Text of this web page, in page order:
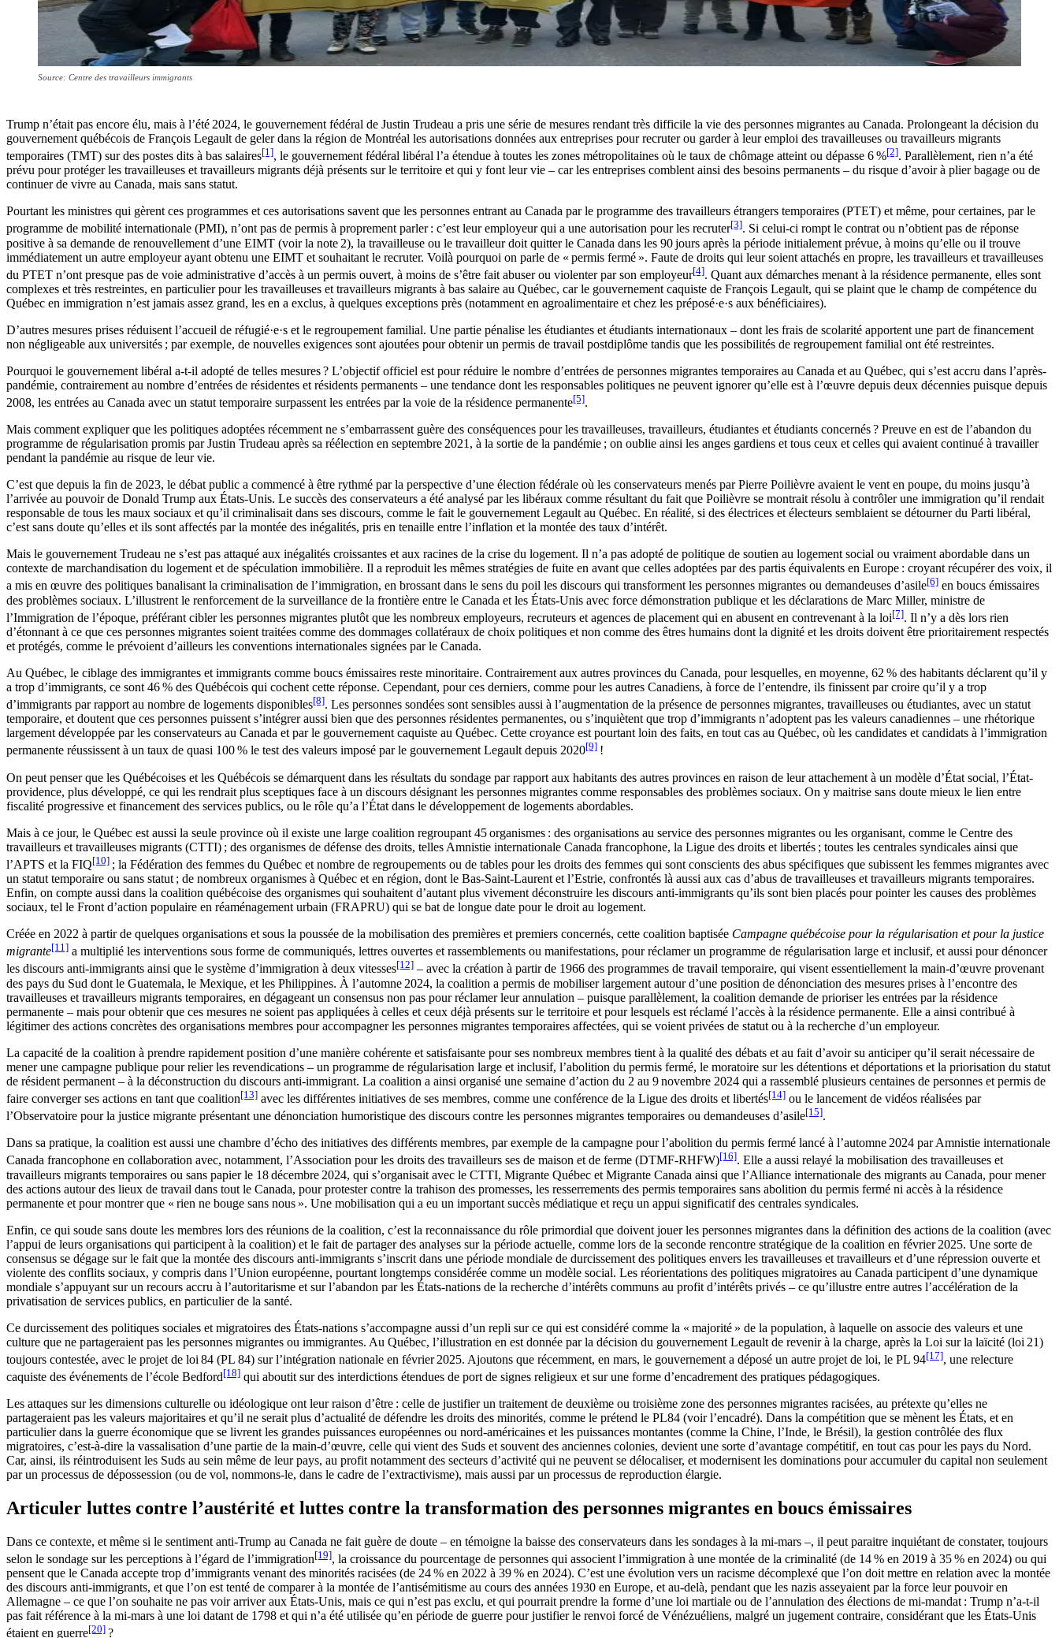
Source: Centre des travailleurs immigrants
Trump n’était pas encore élu, mais à l’été 2024, le gouvernement fédéral de Justin Trudeau a pris une série de mesures rendant très difficile la vie des personnes migrantes au Canada. Prolongeant la décision du
gouvernement québécois de François Legault de geler dans la région de Montréal les autorisations données aux entreprises pour recruter ou garder à leur emploi des travailleuses ou travailleurs migrants
temporaires (TMT) sur des postes dits à bas salaires[1], le gouvernement fédéral libéral l’a étendue à toutes les zones métropolitaines où le taux de chômage atteint ou dépasse 6 %[2]. Parallèlement, rien n’a été
prévu pour protéger les travailleuses et travailleurs migrants déjà présents sur le territoire et qui y font leur vie – car les entreprises comblent ainsi des besoins permanents – du risque d’avoir à plier bagage ou de
continuer de vivre au Canada, mais sans statut.
Pourtant les ministres qui gèrent ces programmes et ces autorisations savent que les personnes entrant au Canada par le programme des travailleurs étrangers temporaires (PTET) et même, pour certaines, par le
programme de mobilité internationale (PMI), n’ont pas de permis à proprement parler : c’est leur employeur qui a une autorisation pour les recruter[3]. Si celui-ci rompt le contrat ou n’obtient pas de réponse
positive à sa demande de renouvellement d’une EIMT (voir la note 2), la travailleuse ou le travailleur doit quitter le Canada dans les 90 jours après la période initialement prévue, à moins qu’elle ou il trouve
immédiatement un autre employeur ayant obtenu une EIMT et souhaitant le recruter. Voilà pourquoi on parle de « permis fermé ». Faute de droits qui leur soient attachés en propre, les travailleurs et travailleuses
du PTET n’ont presque pas de voie administrative d’accès à un permis ouvert, à moins de s’être fait abuser ou violenter par son employeur[4]. Quant aux démarches menant à la résidence permanente, elles sont
complexes et très restreintes, en particulier pour les travailleuses et travailleurs migrants à bas salaire au Québec, car le gouvernement caquiste de François Legault, qui se plaint que le champ de compétence du
Québec en immigration n’est jamais assez grand, les en a exclus, à quelques exceptions près (notamment en agroalimentaire et chez les préposé·e·s aux bénéficiaires).
D’autres mesures prises réduisent l’accueil de réfugié·e·s et le regroupement familial. Une partie pénalise les étudiantes et étudiants internationaux – dont les frais de scolarité apportent une part de financement
non négligeable aux universités ; par exemple, de nouvelles exigences sont ajoutées pour obtenir un permis de travail postdiplôme tandis que les possibilités de regroupement familial ont été restreintes.
Pourquoi le gouvernement libéral a-t-il adopté de telles mesures ? L’objectif officiel est pour réduire le nombre d’entrées de personnes migrantes temporaires au Canada et au Québec, qui s’est accru dans l’après-
pandémie, contrairement au nombre d’entrées de résidentes et résidents permanents – une tendance dont les responsables politiques ne peuvent ignorer qu’elle est à l’œuvre depuis deux décennies puisque depuis
2008, les entrées au Canada avec un statut temporaire surpassent les entrées par la voie de la résidence permanente[5].
Mais comment expliquer que les politiques adoptées récemment ne s’embarrassent guère des conséquences pour les travailleuses, travailleurs, étudiantes et étudiants concernés ? Preuve en est de l’abandon du
programme de régularisation promis par Justin Trudeau après sa réélection en septembre 2021, à la sortie de la pandémie ; on oublie ainsi les anges gardiens et tous ceux et celles qui avaient continué à travailler
pendant la pandémie au risque de leur vie.
C’est que depuis la fin de 2023, le débat public a commencé à être rythmé par la perspective d’une élection fédérale où les conservateurs menés par Pierre Poilièvre avaient le vent en poupe, du moins jusqu’à
l’arrivée au pouvoir de Donald Trump aux États-Unis. Le succès des conservateurs a été analysé par les libéraux comme résultant du fait que Poilièvre se montrait résolu à contrôler une immigration qu’il rendait
responsable de tous les maux sociaux et qu’il criminalisait dans ses discours, comme le fait le gouvernement Legault au Québec. En réalité, si des électrices et électeurs semblaient se détourner du Parti libéral,
c’est sans doute qu’elles et ils sont affectés par la montée des inégalités, pris en tenaille entre l’inflation et la montée des taux d’intérêt.
Mais le gouvernement Trudeau ne s’est pas attaqué aux inégalités croissantes et aux racines de la crise du logement. Il n’a pas adopté de politique de soutien au logement social ou vraiment abordable dans un
contexte de marchandisation du logement et de spéculation immobilière. Il a reproduit les mêmes stratégies de fuite en avant que celles adoptées par des partis équivalents en Europe : croyant récupérer des voix, il
a mis en œuvre des politiques banalisant la criminalisation de l’immigration, en brossant dans le sens du poil les discours qui transforment les personnes migrantes ou demandeuses d’asile[6] en boucs émissaires
des problèmes sociaux. L’illustrent le renforcement de la surveillance de la frontière entre le Canada et les États-Unis avec force démonstration publique et les déclarations de Marc Miller, ministre de
l’Immigration de l’époque, préférant cibler les personnes migrantes plutôt que les nombreux employeurs, recruteurs et agences de placement qui en abusent en contrevenant à la loi[7]. Il n’y a dès lors rien
d’étonnant à ce que ces personnes migrantes soient traitées comme des dommages collatéraux de choix politiques et non comme des êtres humains dont la dignité et les droits doivent être prioritairement respectés
et protégés, comme le prévoient d’ailleurs les conventions internationales signées par le Canada.
Au Québec, le ciblage des immigrantes et immigrants comme boucs émissaires reste minoritaire. Contrairement aux autres provinces du Canada, pour lesquelles, en moyenne, 62 % des habitants déclarent qu’il y
a trop d’immigrants, ce sont 46 % des Québécois qui cochent cette réponse. Cependant, pour ces derniers, comme pour les autres Canadiens, à force de l’entendre, ils finissent par croire qu’il y a trop
d’immigrants par rapport au nombre de logements disponibles[8]. Les personnes sondées sont sensibles aussi à l’augmentation de la présence de personnes migrantes, travailleuses ou étudiantes, avec un statut
temporaire, et doutent que ces personnes puissent s’intégrer aussi bien que des personnes résidentes permanentes, ou s’inquiètent que trop d’immigrants n’adoptent pas les valeurs canadiennes – une rhétorique
largement développée par les conservateurs au Canada et par le gouvernement caquiste au Québec. Cette croyance est pourtant loin des faits, en tout cas au Québec, où les candidates et candidats à l’immigration
permanente réussissent à un taux de quasi 100 % le test des valeurs imposé par le gouvernement Legault depuis 2020[9] !
On peut penser que les Québécoises et les Québécois se démarquent dans les résultats du sondage par rapport aux habitants des autres provinces en raison de leur attachement à un modèle d’État social, l’État-
providence, plus développé, ce qui les rendrait plus sceptiques face à un discours désignant les personnes migrantes comme responsables des problèmes sociaux. On y maitrise sans doute mieux le lien entre
fiscalité progressive et financement des services publics, ou le rôle qu’a l’État dans le développement de logements abordables.
Mais à ce jour, le Québec est aussi la seule province où il existe une large coalition regroupant 45 organismes : des organisations au service des personnes migrantes ou les organisant, comme le Centre des
travailleurs et travailleuses migrants (CTTI) ; des organismes de défense des droits, telles Amnistie internationale Canada francophone, la Ligue des droits et libertés ; toutes les centrales syndicales ainsi que
l’APTS et la FIQ[10] ; la Fédération des femmes du Québec et nombre de regroupements ou de tables pour les droits des femmes qui sont conscients des abus spécifiques que subissent les femmes migrantes avec
un statut temporaire ou sans statut ; de nombreux organismes à Québec et en région, dont le Bas-Saint-Laurent et l’Estrie, confrontés là aussi aux cas d’abus de travailleuses et travailleurs migrants temporaires.
Enfin, on compte aussi dans la coalition québécoise des organismes qui souhaitent d’autant plus vivement déconstruire les discours anti-immigrants qu’ils sont bien placés pour pointer les causes des problèmes
sociaux, tel le Front d’action populaire en réaménagement urbain (FRAPRU) qui se bat de longue date pour le droit au logement.
Créée en 2022 à partir de quelques organisations et sous la poussée de la mobilisation des premières et premiers concernés, cette coalition baptisée Campagne québécoise pour la régularisation et pour la justice
migrante[11] a multiplié les interventions sous forme de communiqués, lettres ouvertes et rassemblements ou manifestations, pour réclamer un programme de régularisation large et inclusif, et aussi pour dénoncer
les discours anti-immigrants ainsi que le système d’immigration à deux vitesses[12] – avec la création à partir de 1966 des programmes de travail temporaire, qui visent essentiellement la main-d’œuvre provenant
des pays du Sud dont le Guatemala, le Mexique, et les Philippines. À l’automne 2024, la coalition a permis de mobiliser largement autour d’une position de dénonciation des mesures prises à l’encontre des
travailleuses et travailleurs migrants temporaires, en dégageant un consensus non pas pour réclamer leur annulation – puisque parallèlement, la coalition demande de prioriser les entrées par la résidence
permanente – mais pour obtenir que ces mesures ne soient pas appliquées à celles et ceux déjà présents sur le territoire et pour lesquels est réclamé l’accès à la résidence permanente. Elle a ainsi contribué à
légitimer des actions concrètes des organisations membres pour accompagner les personnes migrantes temporaires affectées, qui se voient privées de statut ou à la recherche d’un employeur.
La capacité de la coalition à prendre rapidement position d’une manière cohérente et satisfaisante pour ses nombreux membres tient à la qualité des débats et au fait d’avoir su anticiper qu’il serait nécessaire de
mener une campagne publique pour relier les revendications – un programme de régularisation large et inclusif, l’abolition du permis fermé, le moratoire sur les détentions et déportations et la priorisation du statut
de résident permanent – à la déconstruction du discours anti-immigrant. La coalition a ainsi organisé une semaine d’action du 2 au 9 novembre 2024 qui a rassemblé plusieurs centaines de personnes et permis de
faire converger ses actions en tant que coalition[13] avec les différentes initiatives de ses membres, comme une conférence de la Ligue des droits et libertés[14] ou le lancement de vidéos réalisées par
l’Observatoire pour la justice migrante présentant une dénonciation humoristique des discours contre les personnes migrantes temporaires ou demandeuses d’asile[15].
Dans sa pratique, la coalition est aussi une chambre d’écho des initiatives des différents membres, par exemple de la campagne pour l’abolition du permis fermé lancé à l’automne 2024 par Amnistie internationale
Canada francophone en collaboration avec, notamment, l’Association pour les droits des travailleurs ses de maison et de ferme (DTMF-RHFW)[16]. Elle a aussi relayé la mobilisation des travailleuses et
travailleurs migrants temporaires ou sans papier le 18 décembre 2024, qui s’organisait avec le CTTI, Migrante Québec et Migrante Canada ainsi que l’Alliance internationale des migrants au Canada, pour mener
des actions autour des lieux de travail dans tout le Canada, pour protester contre la trahison des promesses, les resserrements des permis temporaires sans abolition du permis fermé ni accès à la résidence
permanente et pour montrer que « rien ne bouge sans nous ». Une mobilisation qui a eu un important succès médiatique et reçu un appui significatif des centrales syndicales.
Enfin, ce qui soude sans doute les membres lors des réunions de la coalition, c’est la reconnaissance du rôle primordial que doivent jouer les personnes migrantes dans la définition des actions de la coalition (avec
l’appui de leurs organisations qui participent à la coalition) et le fait de partager des analyses sur la période actuelle, comme lors de la seconde rencontre stratégique de la coalition en février 2025. Une sorte de
consensus se dégage sur le fait que la montée des discours anti-immigrants s’inscrit dans une période mondiale de durcissement des politiques envers les travailleuses et travailleurs et d’une répression ouverte et
violente des conflits sociaux, y compris dans l’Union européenne, pourtant longtemps considérée comme un modèle social. Les réorientations des politiques migratoires au Canada participent d’une dynamique
mondiale s’appuyant sur un recours accru à l’autoritarisme et sur l’abandon par les États-nations de la recherche d’intérêts communs au profit d’intérêts privés – ce qu’illustre entre autres l’accélération de la
privatisation de services publics, en particulier de la santé.
Ce durcissement des politiques sociales et migratoires des États-nations s’accompagne aussi d’un repli sur ce qui est considéré comme la « majorité » de la population, à laquelle on associe des valeurs et une
culture que ne partageraient pas les personnes migrantes ou immigrantes. Au Québec, l’illustration en est donnée par la décision du gouvernement Legault de revenir à la charge, après la Loi sur la laïcité (loi 21)
toujours contestée, avec le projet de loi 84 (PL 84) sur l’intégration nationale en février 2025. Ajoutons que récemment, en mars, le gouvernement a déposé un autre projet de loi, le PL 94[17], une relecture
caquiste des événements de l’école Bedford[18] qui aboutit sur des interdictions étendues de port de signes religieux et sur une forme d’encadrement des pratiques pédagogiques.
Les attaques sur les dimensions culturelle ou idéologique ont leur raison d’être : celle de justifier un traitement de deuxième ou troisième zone des personnes migrantes racisées, au prétexte qu’elles ne
partageraient pas les valeurs majoritaires et qu’il ne serait plus d’actualité de défendre les droits des minorités, comme le prétend le PL84 (voir l’encadré). Dans la compétition que se mènent les États, et en
particulier dans la guerre économique que se livrent les grandes puissances européennes ou nord-américaines et les puissances montantes (comme la Chine, l’Inde, le Brésil), la gestion contrôlée des flux
migratoires, c’est-à-dire la vassalisation d’une partie de la main-d’œuvre, celle qui vient des Suds et souvent des anciennes colonies, devient une sorte d’avantage compétitif, en tout cas pour les pays du Nord.
Car, ainsi, ils réintroduisent les Suds au sein même de leur pays, au profit notamment des secteurs d’activité qui ne peuvent se délocaliser, et modernisent les dominations pour accumuler du capital non seulement
par un processus de dépossession (ou de vol, nommons-le, dans le cadre de l’extractivisme), mais aussi par un processus de reproduction élargie.
Articuler luttes contre l’austérité et luttes contre la transformation des personnes migrantes en boucs émissaires
Dans ce contexte, et même si le sentiment anti-Trump au Canada ne fait guère de doute – en témoigne la baisse des conservateurs dans les sondages à la mi-mars –, il peut paraitre inquiétant de constater, toujours
selon le sondage sur les perceptions à l’égard de l’immigration[19], la croissance du pourcentage de personnes qui associent l’immigration à une montée de la criminalité (de 14 % en 2019 à 35 % en 2024) ou qui
pensent que le Canada accepte trop d’immigrants venant des minorités racisées (de 24 % en 2022 à 39 % en 2024). C’est une évolution vers un racisme décomplexé que l’on doit mettre en relation avec la montée
des discours anti-immigrants, et que l’on est tenté de comparer à la montée de l’antisémitisme au cours des années 1930 en Europe, et au-delà, pendant que les nazis asseyaient par la force leur pouvoir en
Allemagne – ce que l’on souhaite ne pas voir arriver aux États-Unis, mais ce qui n’est pas exclu, et qui pourrait prendre la forme d’une loi martiale ou de l’annulation des élections de mi-mandat : Trump n’a-t-il
pas fait référence à la mi-mars à une loi datant de 1798 et qui n’a été utilisée qu’en période de guerre pour justifier le renvoi forcé de Vénézuéliens, malgré un jugement contraire, considérant que les États-Unis
étaient en guerre[20] ?